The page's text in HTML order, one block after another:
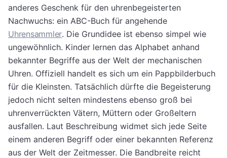
anderes Geschenk für den uhrenbegeisterten
Nachwuchs: ein ABC-Buch für angehende
Uhrensammler. Die Grundidee ist ebenso simpel wie
ungewöhnlich. Kinder lernen das Alphabet anhand
bekannter Begriffe aus der Welt der mechanischen
Uhren. Offiziell handelt es sich um ein Pappbilderbuch
für die Kleinsten. Tatsächlich dürfte die Begeisterung
jedoch nicht selten mindestens ebenso groß bei
uhrenverrückten Vätern, Müttern oder Großeltern
ausfallen. Laut Beschreibung widmet sich jede Seite
einem anderen Begriff oder einer bekannten Referenz
aus der Welt der Zeitmesser. Die Bandbreite reicht